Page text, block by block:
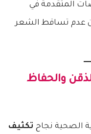
المتقدمة في
عدم تساقط الشعر
والحفاظ
الصحية نجاح تكثيف